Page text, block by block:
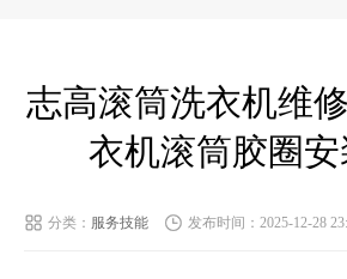
志高滚筒洗衣机维
衣机滚筒胶圈
分类： 服务技能 发布时间：2025-12-28